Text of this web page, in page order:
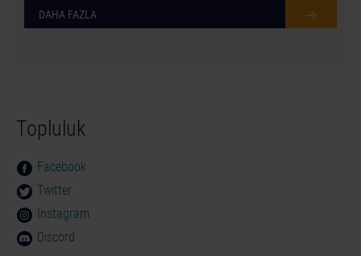
DAHA FAZLA
Topluluk
Facebook
Twitter
Instagram
Discord